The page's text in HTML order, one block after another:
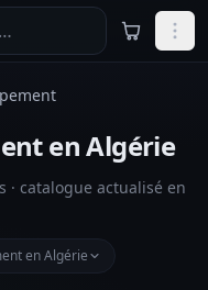
en Algérie
· catalogue actualisé en
en Algérie